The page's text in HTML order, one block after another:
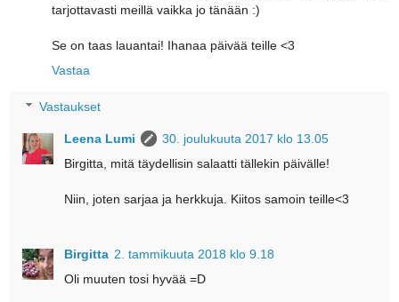
tarjottavasti meillä vaikka jo tänään :)
Se on taas lauantai! Ihanaa päivää teille <3
Vastaa
Vastaukset
Leena Lumi
30. joulukuuta 2017 klo 13.05
Birgitta, mitä täydellisin salaatti tällekin päivälle!
Niin, joten sarjaa ja herkkuja. Kiitos samoin teille<3
Birgitta 2. tammikuuta 2018 klo 9.18
Oli muuten tosi hyvää =D